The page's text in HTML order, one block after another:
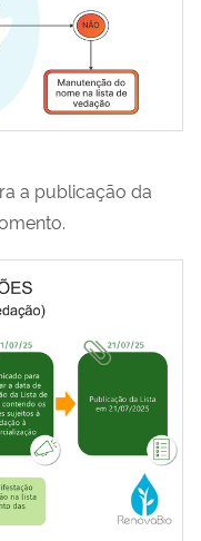
a publicação da